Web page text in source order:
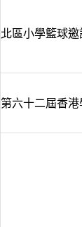
北區小學籃球
第六十二屆香